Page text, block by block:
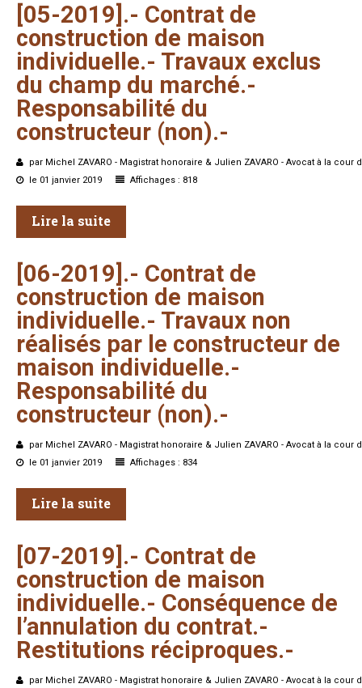
[05-2019].- Contrat de
construction de maison
individuelle.- Travaux exclus
du champ du marché.-
Responsabilité du
constructeur (non).-
par Michel ZAVARO - Magistrat honoraire & Julien ZAVARO - Avocat à la cour
le 01 janvier 2019
Affichages : 818
Lire la suite
[06-2019].- Contrat de
construction de maison
individuelle.- Travaux non
réalisés par le constructeur de
maison individuelle.-
Responsabilité du
constructeur (non).-
par Michel ZAVARO - Magistrat honoraire & Julien ZAVARO - Avocat à la cour
le 01 janvier 2019
Affichages : 834
Lire la suite
[07-2019].- Contrat de
construction de maison
individuelle.- Conséquence de
l’annulation du contrat.-
Restitutions réciproques.-
par Michel ZAVARO - Magistrat honoraire & Julien ZAVARO - Avocat à la cour